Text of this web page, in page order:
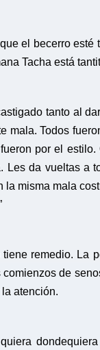
el becerro
Tacha está
tanto al
mala. Todos
por el
da vueltas a
la misma mala
remedio. La
de
atención.